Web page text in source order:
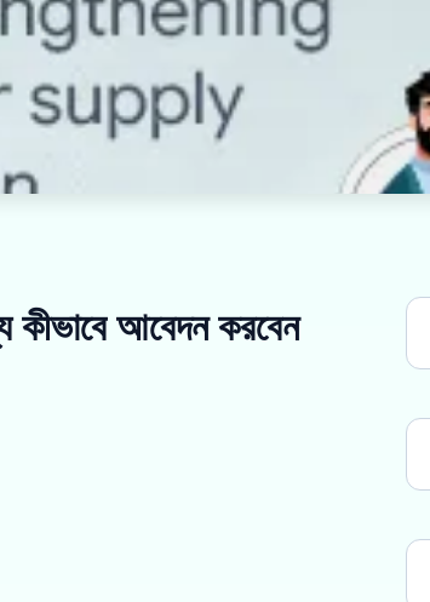
কীভাবে আবেদন করবেন